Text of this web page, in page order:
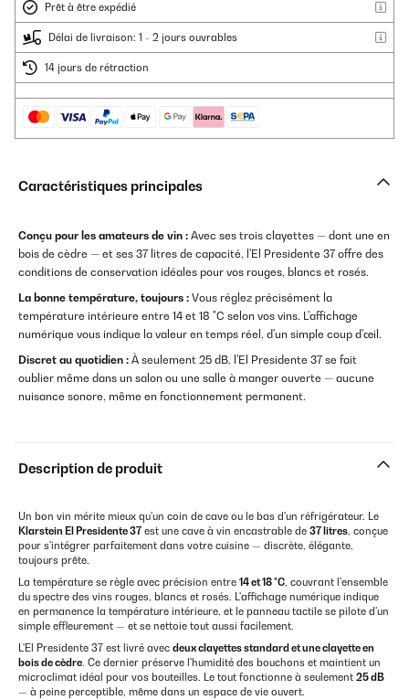
Prêt à être expédié
Délai de livraison: 1 - 2 jours ouvrables
14 jours de rétraction
Caractéristiques principales
Conçu pour les amateurs de vin : Avec ses trois clayettes — dont une en
bois de cèdre — et ses 37 litres de capacité, l'El Presidente 37 offre des
conditions de conservation idéales pour vos rouges, blancs et rosés.
La bonne température, toujours : Vous réglez précisément la
température intérieure entre 14 et 18 °C selon vos vins. L'affichage
numérique vous indique la valeur en temps réel, d'un simple coup d'œil.
Discret au quotidien : À seulement 25 dB, l'El Presidente 37 se fait
oublier même dans un salon ou une salle à manger ouverte — aucune
nuisance sonore, même en fonctionnement permanent.
Description de produit
Un bon vin mérite mieux qu'un coin de cave ou le bas d'un réfrigérateur. Le
Klarstein El Presidente 37 est une cave à vin encastrable de 37 litres, conçue
pour s'intégrer parfaitement dans votre cuisine — discrète, élégante,
toujours prête.
La température se règle avec précision entre 14 et 18 °C, couvrant l'ensemble
du spectre des vins rouges, blancs et rosés. L'affichage numérique indique
en permanence la température intérieure, et le panneau tactile se pilote d'un
simple effleurement — et se nettoie tout aussi facilement.
L'El Presidente 37 est livré avec deux clayettes standard et une clayette en
bois de cèdre. Ce dernier préserve l'humidité des bouchons et maintient un
microclimat idéal pour vos bouteilles. Le tout fonctionne à seulement 25 dB
— à peine perceptible, même dans un espace de vie ouvert.